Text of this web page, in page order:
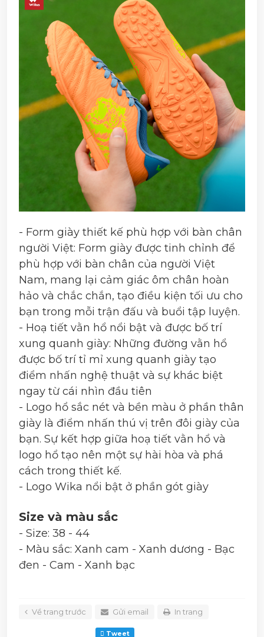
- Form giày thiết kế phù hợp với bàn chân
người Việt: Form giày được tinh chỉnh để
phù hợp với bàn chân của người Việt
Nam, mang lại cảm giác ôm chân hoàn
hảo và chắc chắn, tạo điều kiện tối ưu cho
bạn trong mỗi trận đấu và buổi tập luyện.
- Hoạ tiết vằn hổ nổi bật và được bố trí
xung quanh giày: Những đường vằn hổ
được bố trí tỉ mỉ xung quanh giày tạo
điểm nhấn nghệ thuật và sự khác biệt
ngay từ cái nhìn đầu tiên
- Logo hổ sắc nét và bền màu ở phần thân
giày là điểm nhấn thú vị trên đôi giày của
bạn. Sự kết hợp giữa hoạ tiết vằn hổ và
logo hổ tạo nên một sự hài hòa và phá
cách trong thiết kế.
- Logo Wika nổi bật ở phần gót giày
Size và màu sắc
- Size: 38 - 44
- Màu sắc: Xanh cam - Xanh dương - Bạc
đen - Cam - Xanh bạc
Về trang trước Gửi email In trang
Tweet